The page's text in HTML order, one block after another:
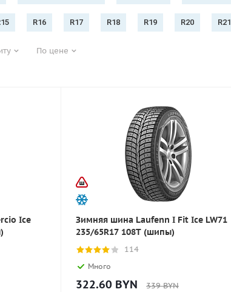
R16 R17 R18 R19 R20 R21
По цене
Ice
Зимняя шина Laufenn I Fit Ice LW71
235/65R17 108T (шипы)
114
Много
322.60 BYN 339BYN